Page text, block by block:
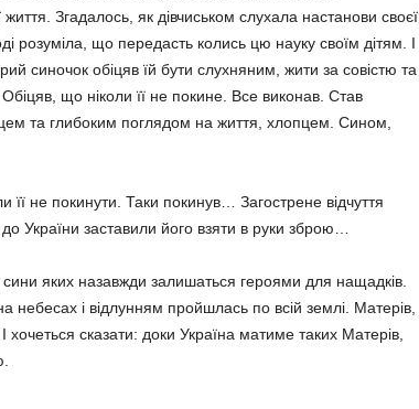
Згадалось, як дівчиськом слухала настанови своєї
розуміла, що передасть колись цю науку своїм дітям. І
синочок обіцяв їй бути слухняним, жити за совістю та
що ніколи її не покине. Все виконав. Став
та глибоким поглядом на життя, хлопцем. Сином,
не покинути. Таки покинув… Загострене відчуття
України заставили його взяти в руки зброю…
сини яких назавжди залишаться героями для нащадків.
небесах і відлунням пройшлась по всій землі. Матерів,
сказати: доки Україна матиме таких Матерів,